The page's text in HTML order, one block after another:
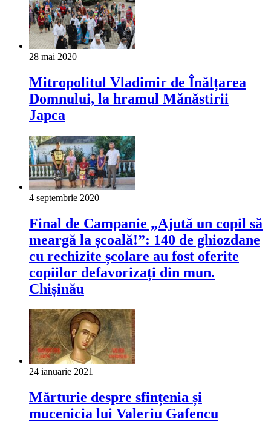
28 mai 2020
Mitropolitul Vladimir de Înălțarea
Domnului, la hramul Mănăstirii
Japca
4 septembrie 2020
Final de Campanie „Ajută un copil să
meargă la școală!”: 140 de ghiozdane
cu rechizite școlare au fost oferite
copiilor defavorizați din mun.
Chișinău
24 ianuarie 2021
Mărturie despre sfințenia și
mucenicia lui Valeriu Gafencu